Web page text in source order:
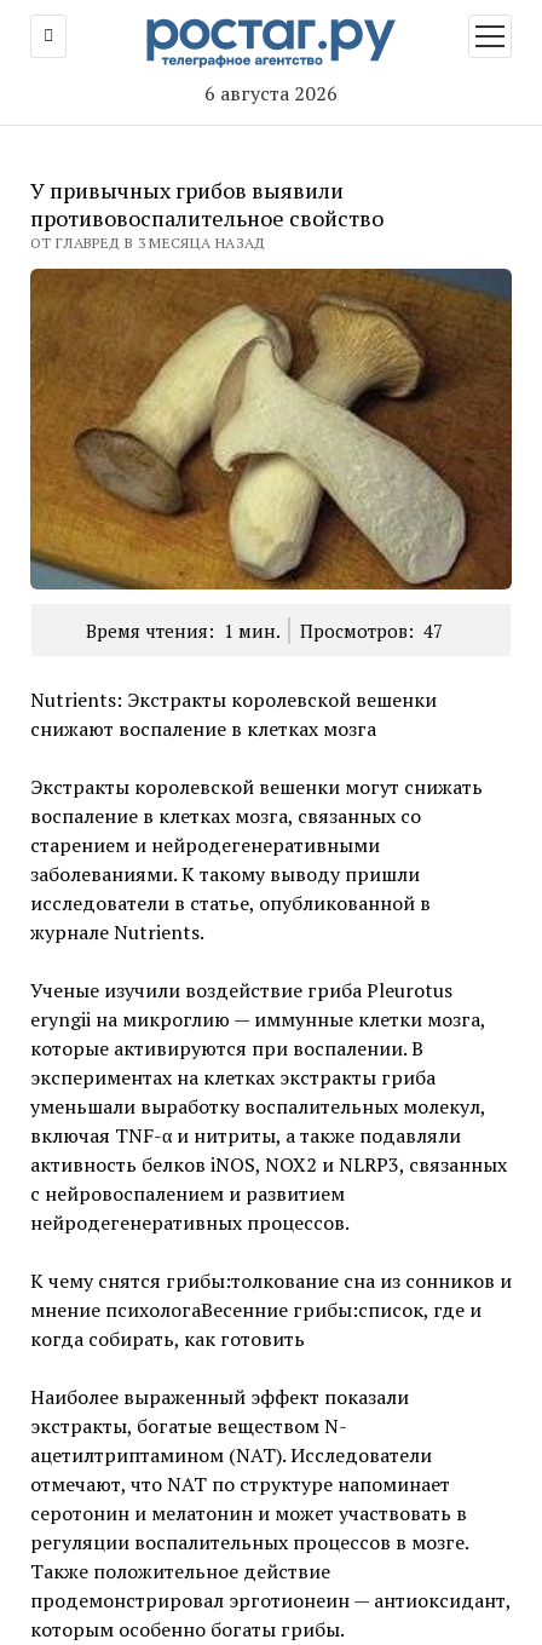
6 августа 2026
меню
У привычных грибов выявили
противовоспалительное свойство
ОТ ГЛАВРЕД В 3 МЕСЯЦА НАЗАД
Время чтения: 1 мин. Просмотров: 47
Nutrients: Экстракты королевской вешенки
снижают воспаление в клетках мозга
Экстракты королевской вешенки могут снижать
воспаление в клетках мозга, связанных со
старением и нейродегенеративными
заболеваниями. К такому выводу пришли
исследователи в статье, опубликованной в
журнале Nutrients.
Ученые изучили воздействие гриба Pleurotus
eryngii на микроглию — иммунные клетки мозга,
которые активируются при воспалении. В
экспериментах на клетках экстракты гриба
уменьшали выработку воспалительных молекул,
включая TNF-α и нитриты, а также подавляли
активность белков iNOS, NOX2 и NLRP3, связанных
с нейровоспалением и развитием
нейродегенеративных процессов.
К чему снятся грибы:толкование сна из сонников и
мнение психологаВесенние грибы:список, где и
когда собирать, как готовить
Наиболее выраженный эффект показали
экстракты, богатые веществом N-
ацетилтриптамином (NAT). Исследователи
отмечают, что NAT по структуре напоминает
серотонин и мелатонин и может участвовать в
регуляции воспалительных процессов в мозге.
Также положительное действие
продемонстрировал эрготионеин — антиоксидант,
которым особенно богаты грибы.